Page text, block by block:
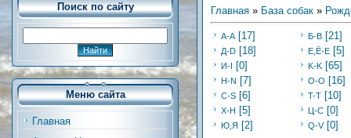
Поиск по сайту
Меню сайта
Главная
Главная » База собак »
А-А [17] Б-В [21]
Д-D [18] Е,Ё-Е [5]
И-I [0] K-K [65]
Н-N [7] O-O [16]
C-S [6] T-T [10]
Х-H [5] Ц-C [0]
Ю,Я [2] Q-V [0]